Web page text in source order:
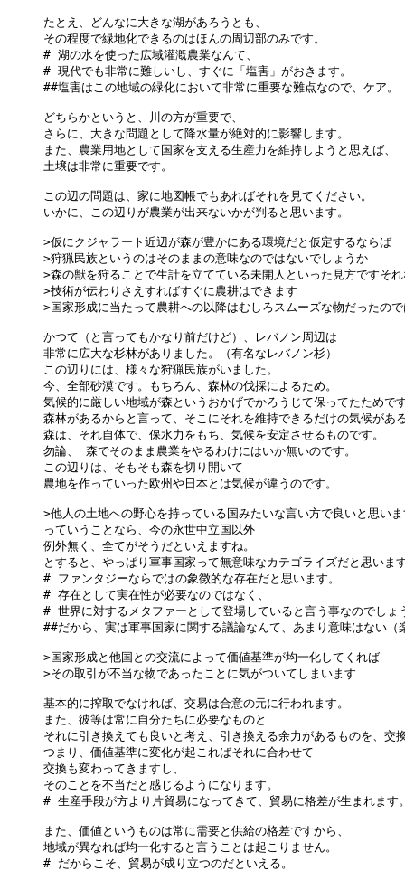
たとえ、どんなに大きな湖があろうとも、
その程度で緑地化できるのはほんの周辺部のみです。
# 湖の水を使った広域灌漑農業なんて、
# 現代でも非常に難しいし、すぐに「塩害」がおきます。
##塩害はこの地域の緑化において非常に重要な難点なので、ケア。
どちらかというと、川の方が重要で、
さらに、大きな問題として降水量が絶対的に影響します。
また、農業用地として国家を支える生産力を維持しようと思えば、
土壌は非常に重要です。
この辺の問題は、家に地図帳でもあればそれを見てください。
いかに、この辺りが農業が出来ないかが判ると思います。
>仮にクジャラート近辺が森が豊かにある環境だと仮定するならば
>狩猟民族というのはそのままの意味なのではないでしょうか
>森の獣を狩ることで生計を立てている未開人といった見方ですそ
>技術が伝わりさえすればすぐに農耕はできます
>国家形成に当たって農耕への以降はむしろスムーズな物だったの
かつて（と言ってもかなり前だけど）、レバノン周辺は
非常に広大な杉林がありました。（有名なレバノン杉）
この辺りには、様々な狩猟民族がいました。
今、全部砂漠です。もちろん、森林の伐採によるため。
気候的に厳しい地域が森というおかげでかろうじて保ってたためで
森林があるからと言って、そこにそれを維持できるだけの気候があ
森は、それ自体で、保水力をもち、気候を安定させるものです。
勿論、 森でそのまま農業をやるわけにはいか無いのです。
この辺りは、そもそも森を切り開いて
農地を作っていった欧州や日本とは気候が違うのです。
>他人の土地への野心を持っている国みたいな言い方で良いと思い
っていうことなら、今の永世中立国以外
例外無く、全てがそうだといえますね。
とすると、やっぱり軍事国家って無意味なカテゴライズだと思いま
# ファンタジーならではの象徴的な存在だと思います。
# 存在として実在性が必要なのではなく、
# 世界に対するメタファーとして登場していると言う事なのでしょ
##だから、実は軍事国家に関する議論なんて、あまり意味はない（
>国家形成と他国との交流によって価値基準が均一化してくれば
>その取引が不当な物であったことに気がついてしまいます
基本的に搾取でなければ、交易は合意の元に行われます。
また、彼等は常に自分たちに必要なものと
それに引き換えても良いと考え、引き換える余力があるものを、交
つまり、価値基準に変化が起こればそれに合わせて
交換も変わってきますし、
そのことを不当だと感じるようになります。
# 生産手段が方より片貿易になってきて、貿易に格差が生まれます
また、価値というものは常に需要と供給の格差ですから、
地域が異なれば均一化すると言うことは起こりません。
# だからこそ、貿易が成り立つのだといえる。